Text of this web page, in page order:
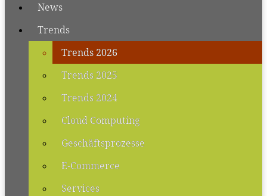
News
Trends
Trends 2026
Trends 2025
Trends 2024
Cloud Computing
Geschäftsprozesse
E-Commerce
Services